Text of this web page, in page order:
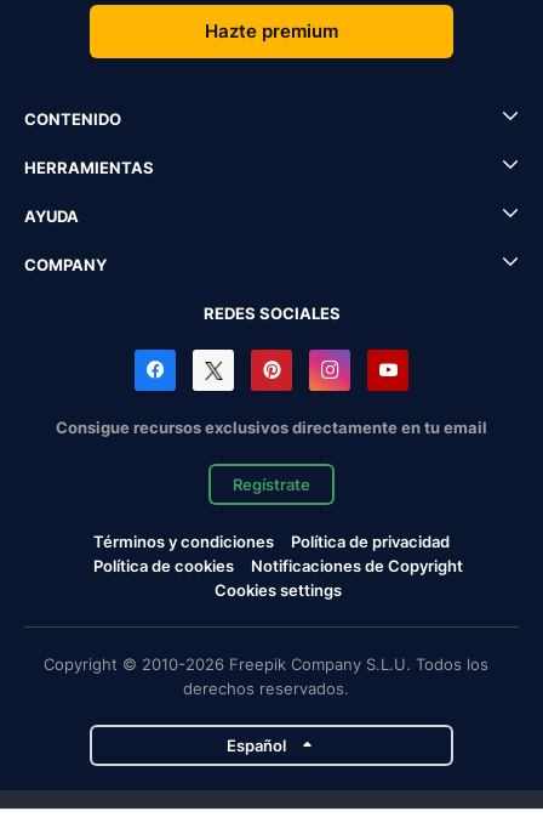
Hazte premium
CONTENIDO
HERRAMIENTAS
AYUDA
COMPANY
REDES SOCIALES
Consigue recursos exclusivos directamente en tu email
Regístrate
Términos y condiciones
Política de privacidad
Política de cookies
Notificaciones de Copyright
Cookies settings
Copyright © 2010-2026 Freepik Company S.L.U. Todos los
derechos reservados.
Español